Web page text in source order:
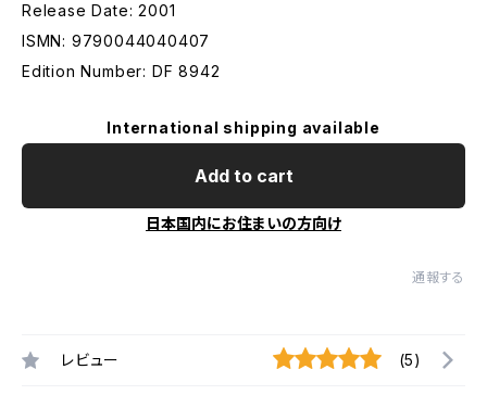
Release Date: 2001
ISMN: 9790044040407
Edition Number: DF 8942
International shipping available
Add to cart
日本国内にお住まいの方向け
通報する
レビュー (5)